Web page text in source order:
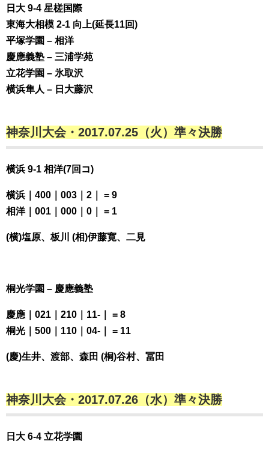
日大 9-4 星槎国際
東海大相模 2-1 向上(延長11回)
平塚学園 – 相洋
慶應義塾 – 三浦学苑
立花学園 – 氷取沢
横浜隼人 – 日大藤沢
神奈川大会・2017.07.25（火）準々決勝
横浜 9-1 相洋(7回コ)
横浜｜400｜003｜2｜ = 9
相洋｜001｜000｜0｜ = 1
(横)塩原、板川 (相)伊藤寛、二見
桐光学園 – 慶應義塾
慶應｜021｜210｜11-｜ = 8
桐光｜500｜110｜04-｜ = 11
(慶)生井、渡部、森田 (桐)谷村、冨田
神奈川大会・2017.07.26（水）準々決勝
日大 6-4 立花学園